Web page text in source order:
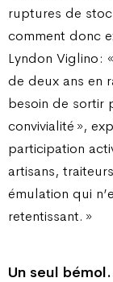
ruptures de
comment donc
Lyndon Viglino :
de deux ans en
besoin de sortir
convivialité »,
participation
artisans,
émulation qui
retentissant. »
Un seul